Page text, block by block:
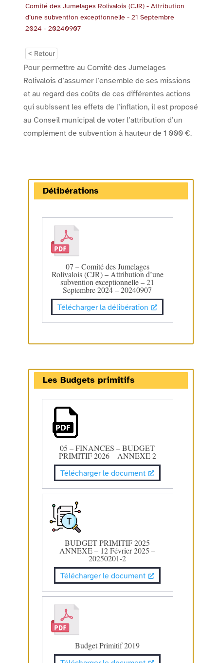
Comité des Jumelages Rolivalois (CJR) - Attribution
d’une subvention exceptionnelle - 21 Septembre
2024 - 20240907
< Retour
Pour permettre au Comité des Jumelages
Rolivalois d’assumer l’ensemble de ses missions
et au regard des coûts de ces différentes actions
qui subissent les effets de l’inflation, il est proposé
au Conseil municipal de voter l’attribution d’un
complément de subvention à hauteur de 1 000 €.
Délibérations
07 – Comité des Jumelages
Rolivalois (CJR) – Attribution d’une
subvention exceptionnelle – 21
Septembre 2024 – 20240907
Télécharger la délibération
Les Budgets primitifs
05 – FINANCES – BUDGET
PRIMITIF 2026 – ANNEXE 2
Télécharger le document
BUDGET PRIMITIF 2025
ANNEXE – 12 Février 2025 –
20250201-2
Télécharger le document
Budget Primitif 2019